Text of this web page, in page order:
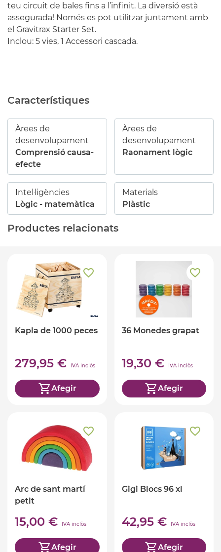
teu circuit de bales fins a l’infinit. La diversió està
assegurada! Només es pot utilitzar juntament amb
el Gravitrax Starter Set.
Inclou: 5 vies, 1 Accessori cascada.
Característiques
Àrees de
desenvolupament
Comprensió causa-
efecte
Àrees de
desenvolupament
Raonament lògic
Intel·ligències
Lògic - matemàtica
Materials
Plàstic
Productes relacionats
Kapla de 1000 peces
279,95 € IVA inclòs
Afegir
36 Monedes grapat
19,30 € IVA inclòs
Afegir
Arc de sant martí
petit
15,00 € IVA inclòs
Afegir
Gigi Blocs 96 xl
42,95 € IVA inclòs
Afegir